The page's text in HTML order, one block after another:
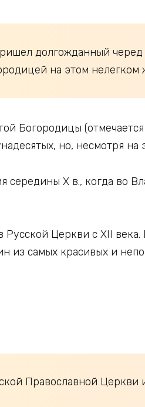
долгожданный
на этом нелегком
Богородицы
но, несмотря на
середины X в., когда
Церкви с XII
самых красивых и
Православной